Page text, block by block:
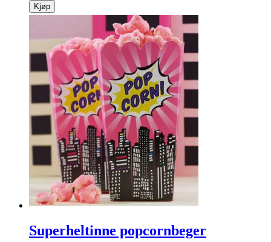
Kjøp
Superheltinne popcornbeger